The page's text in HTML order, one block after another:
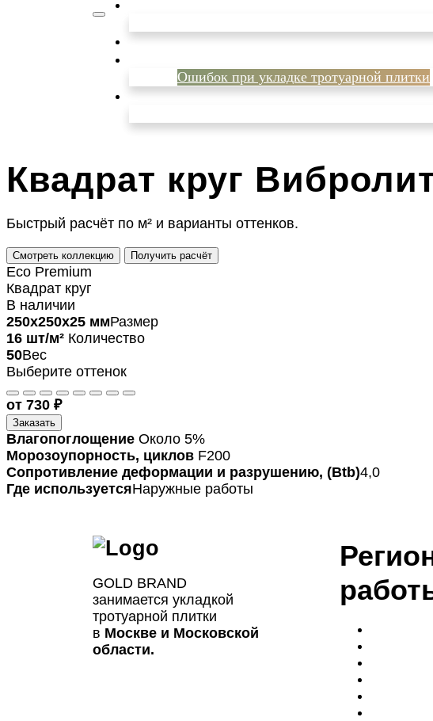
Ошибок при укладке тротуарной плитки
Квадрат круг
Быстрый расчёт по м² и варианты оттенков.
Смотреть коллекцию Получить расчёт
Eco Premium
Квадрат круг
В наличии
250х250х25 ммРазмер
16 шт/м² Количество
50Вес
Выберите оттенок
от 730 ₽
Заказать
Влагопоглощение Около 5%
Морозоупорность, циклов F200
Сопротивление деформации и разрушению, (Btb)4,0
Где используетсяНаружные работы
GOLD BRAND
занимается укладкой
тротуарной плитки
в Москве и Московской
области.